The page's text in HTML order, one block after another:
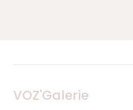
VOZ'Galerie